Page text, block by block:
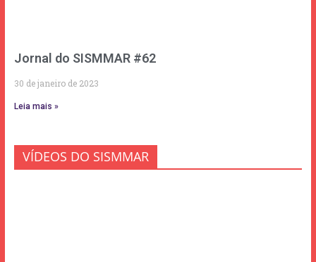
Jornal do SISMMAR #62
30 de janeiro de 2023
Leia mais »
VÍDEOS DO SISMMAR